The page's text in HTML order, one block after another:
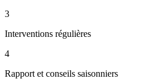
3
Interventions régulières
4
Rapport et conseils saisonniers